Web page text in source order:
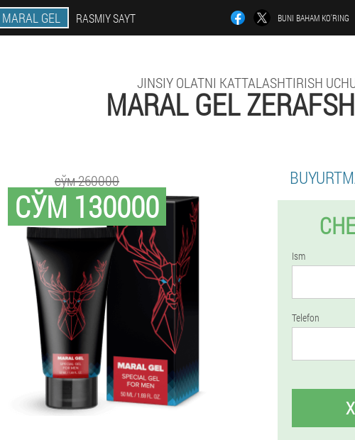
MARAL GEL RASMIY SAYT BUNI BAHAM KO'RING
JINSIY OLATNI KATTALASHTIRISH
MARAL GEL
СЎМ 130000
сўм 260000
Ism
Telefon